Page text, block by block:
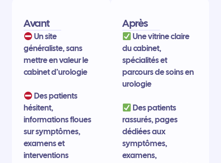
Avant
Un site
généraliste, sans
mettre en valeur le
cabinet d’urologie
Des patients
hésitent,
informations floues
sur symptômes,
examens et
interventions
Après
Une vitrine claire
du cabinet,
spécialités et
parcours de soins en
urologie
Des patients
rassurés, pages
dédiées aux
symptômes,
examens,